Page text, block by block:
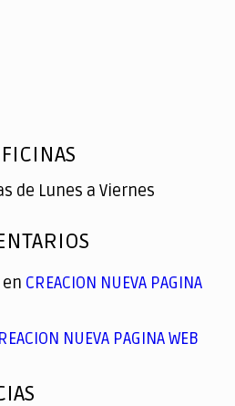
de Lunes a Viernes
en CREACION NUEVA PAGINA
NUEVA PAGINA WEB